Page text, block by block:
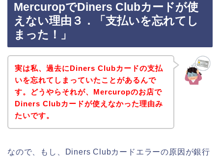
MercuropでDiners Clubカードが使
えない理由３．「支払いを忘れてし
まった！」
実は私、過去にDiners Clubカードの支払
いを忘れてしまっていたことがあるんで
す。どうやらそれが、Mercuropのお店で
Diners Clubカードが使えなかった理由み
たいです。
なので、もし、Diners Clubカードエラーの原因が銀行